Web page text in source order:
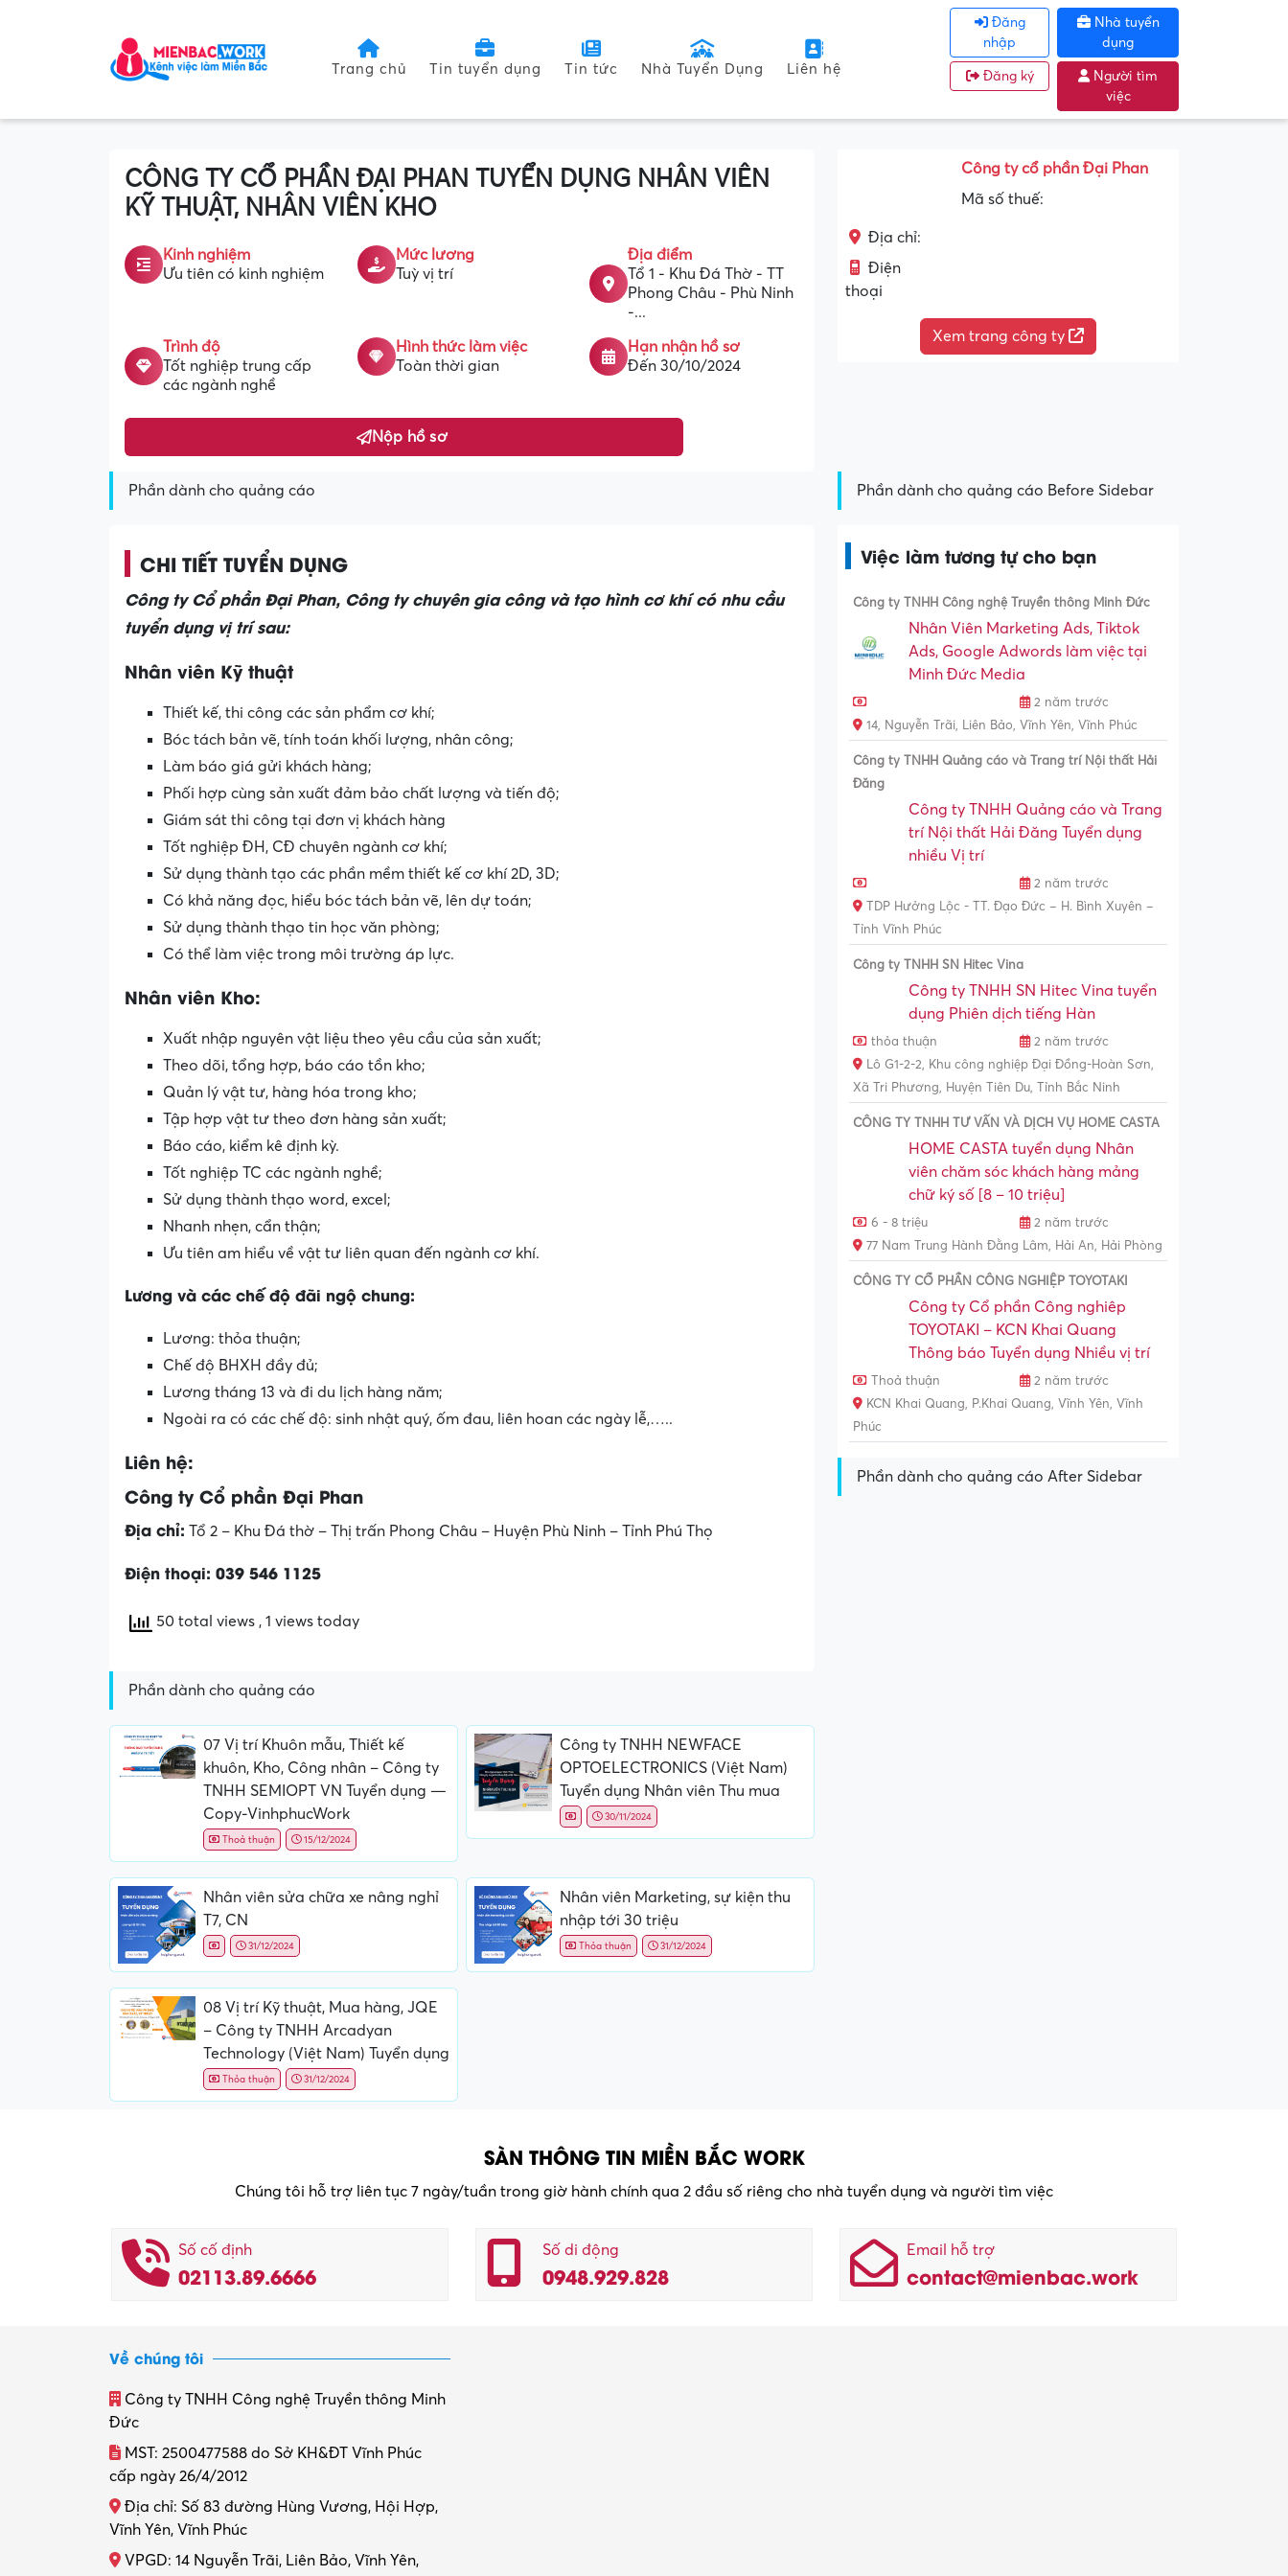
Trang chủ Tin tuyển dụng Tin tức Nhà Tuyển Dụng Liên hệ
Đăng
nhập
Đăng ký
Nhà tuyển
dụng
Người tìm
việc
CÔNG TY CỔ PHẦN ĐẠI PHAN TUYỂN DỤNG NHÂN VIÊN
KỸ THUẬT, NHÂN VIÊN KHO
Kinh nghiệm
Ưu tiên có kinh nghiệm
Mức lương
Tuỳ vị trí
Địa điểm
Tổ 1 - Khu Đá Thờ - TT
Phong Châu - Phù Ninh
-...
Trình độ
Tốt nghiệp trung cấp
các ngành nghề
Hình thức làm việc
Toàn thời gian
Hạn nhận hồ sơ
Đến 30/10/2024
Nộp hồ sơ
Công ty cổ phần Đại Phan
Mã số thuế:
Địa chỉ:
Điện
thoại
Xem trang công ty
Phần dành cho quảng cáo
CHI TIẾT TUYỂN DỤNG
Công ty Cổ phần Đại Phan, Công ty chuyên gia công và tạo hình cơ khí có nhu cầu
tuyển dụng vị trí sau:
Nhân viên Kỹ thuật
Thiết kế, thi công các sản phẩm cơ khí;
Bóc tách bản vẽ, tính toán khối lượng, nhân công;
Làm báo giá gửi khách hàng;
Phối hợp cùng sản xuất đảm bảo chất lượng và tiến độ;
Giám sát thi công tại đơn vị khách hàng
Tốt nghiệp ĐH, CĐ chuyên ngành cơ khí;
Sử dụng thành tạo các phần mềm thiết kế cơ khí 2D, 3D;
Có khả năng đọc, hiểu bóc tách bản vẽ, lên dự toán;
Sử dụng thành thạo tin học văn phòng;
Có thể làm việc trong môi trường áp lực.
Nhân viên Kho:
Xuất nhập nguyên vật liệu theo yêu cầu của sản xuất;
Theo dõi, tổng hợp, báo cáo tồn kho;
Quản lý vật tư, hàng hóa trong kho;
Tập hợp vật tư theo đơn hàng sản xuất;
Báo cáo, kiểm kê định kỳ.
Tốt nghiệp TC các ngành nghề;
Sử dụng thành thạo word, excel;
Nhanh nhẹn, cẩn thận;
Ưu tiên am hiểu về vật tư liên quan đến ngành cơ khí.
Lương và các chế độ đãi ngộ chung:
Lương: thỏa thuận;
Chế độ BHXH đầy đủ;
Lương tháng 13 và đi du lịch hàng năm;
Ngoài ra có các chế độ: sinh nhật quý, ốm đau, liên hoan các ngày lễ,…..
Liên hệ:
Công ty Cổ phần Đại Phan
Địa chỉ: Tổ 2 – Khu Đá thờ – Thị trấn Phong Châu – Huyện Phù Ninh – Tỉnh Phú Thọ
Điện thoại: 039 546 1125
50 total views , 1 views today
Phần dành cho quảng cáo
07 Vị trí Khuôn mẫu, Thiết kế
khuôn, Kho, Công nhân – Công ty
TNHH SEMIOPT VN Tuyển dụng —
Copy-VinhphucWork
Thoả thuận 15/12/2024
Công ty TNHH NEWFACE
OPTOELECTRONICS (Việt Nam)
Tuyển dụng Nhân viên Thu mua
30/11/2024
Nhân viên sửa chữa xe nâng nghỉ
T7, CN
31/12/2024
Nhân viên Marketing, sự kiện thu
nhập tới 30 triệu
Thỏa thuận 31/12/2024
08 Vị trí Kỹ thuật, Mua hàng, JQE
– Công ty TNHH Arcadyan
Technology (Việt Nam) Tuyển dụng
Thỏa thuận 31/12/2024
Phần dành cho quảng cáo Before Sidebar
Việc làm tương tự cho bạn
Công ty TNHH Công nghệ Truyền thông Minh Đức
Nhân Viên Marketing Ads, Tiktok
Ads, Google Adwords làm việc tại
Minh Đức Media
2 năm trước
14, Nguyễn Trãi, Liên Bảo, Vĩnh Yên, Vĩnh Phúc
Công ty TNHH Quảng cáo và Trang trí Nội thất Hải
Đăng
Công ty TNHH Quảng cáo và Trang
trí Nội thất Hải Đăng Tuyển dụng
nhiều Vị trí
2 năm trước
TDP Hưởng Lộc - TT. Đạo Đức – H. Bình Xuyên –
Tỉnh Vĩnh Phúc
Công ty TNHH SN Hitec Vina
Công ty TNHH SN Hitec Vina tuyển
dụng Phiên dịch tiếng Hàn
thỏa thuận
2 năm trước
Lô G1-2-2, Khu công nghiệp Đại Đồng-Hoàn Sơn,
Xã Tri Phương, Huyện Tiên Du, Tỉnh Bắc Ninh
CÔNG TY TNHH TƯ VẤN VÀ DỊCH VỤ HOME CASTA
HOME CASTA tuyển dụng Nhân
viên chăm sóc khách hàng mảng
chữ ký số [8 – 10 triệu]
6 - 8 triệu
2 năm trước
77 Nam Trung Hành Đằng Lâm, Hải An, Hải Phòng
CÔNG TY CỔ PHẦN CÔNG NGHIỆP TOYOTAKI
Công ty Cổ phần Công nghiêp
TOYOTAKI – KCN Khai Quang
Thông báo Tuyển dụng Nhiều vị trí
Thoả thuận
2 năm trước
KCN Khai Quang, P.Khai Quang, Vĩnh Yên, Vĩnh
Phúc
Phần dành cho quảng cáo After Sidebar
SÀN THÔNG TIN MIỀN BẮC WORK
Chúng tôi hỗ trợ liên tục 7 ngày/tuần trong giờ hành chính qua 2 đầu số riêng cho nhà tuyển dụng và người tìm việc
Số cố định
02113.89.6666
Số di động
0948.929.828
Email hỗ trợ
contact@mienbac.work
Về chúng tôi
Công ty TNHH Công nghệ Truyền thông Minh
Đức
MST: 2500477588 do Sở KH&ĐT Vĩnh Phúc
cấp ngày 26/4/2012
Địa chỉ: Số 83 đường Hùng Vương, Hội Hợp,
Vĩnh Yên, Vĩnh Phúc
VPGD: 14 Nguyễn Trãi, Liên Bảo, Vĩnh Yên,